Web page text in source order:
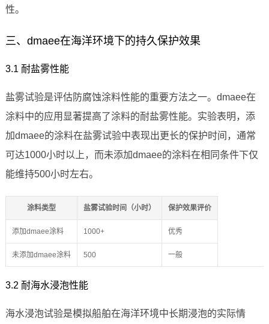
性。
三、dmaee在海洋环境下的持久保护效果
3.1 耐盐雾性能
盐雾试验是评估防腐蚀涂料性能的重要方法之一。dmaee在
涂料中的应用显著提高了涂料的耐盐雾性能。实验表明，添
加dmaee的涂料在盐雾试验中表现出更长的保护时间，通常
可达1000小时以上，而未添加dmaee的涂料在相同条件下仅
能维持500小时左右。
涂料类型 盐雾试验时间（小时） 保护效果评价
添加dmaee涂料 1000+ 优秀
未添加dmaee涂料 500 一般
3.2 耐海水浸泡性能
海水浸泡试验是模拟船舶在海洋环境中长期浸泡的实际情